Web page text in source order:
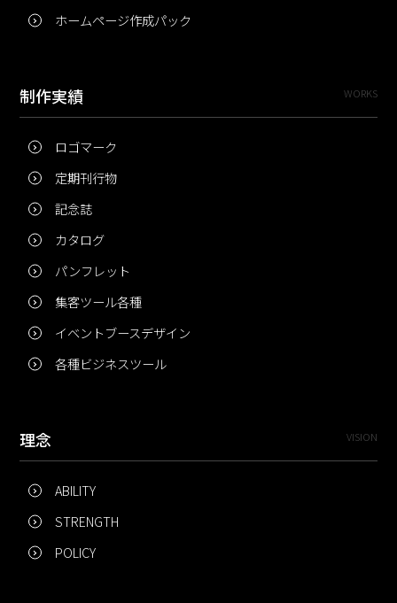
ホームページ作成パック
制作実績 WORKS
ロゴマーク
定期刊行物
記念誌
カタログ
パンフレット
集客ツール各種
イベントブースデザイン
各種ビジネスツール
理念 VISION
ABILITY
STRENGTH
POLICY